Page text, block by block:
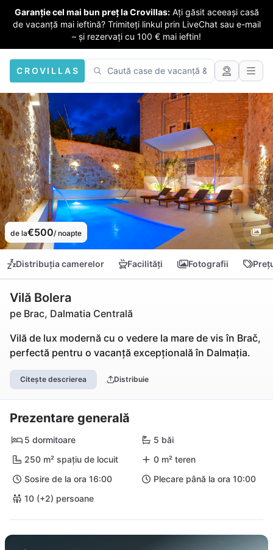
Garanție cel mai bun preț la Crovillas: Ați găsit aceeași casă
de vacanță mai ieftină? Trimiteți linkul prin LiveChat sau e-mail
– și rezervați cu 100 € mai ieftin!
CROVILLAS
de la€500/ noapte
Distribuția camerelor Facilități Fotografii
Vilă Bolera
pe Brac, Dalmatia Centrală
Vilă de lux modernă cu o vedere la mare de vis în Brač,
perfectă pentru o vacanță excepțională în Dalmația.
Citește descrierea Distribuie
Prezentare generală
5 dormitoare
5 băi
250 m² spațiu de locuit
0 m² teren
Sosire de la ora 16:00
Plecare până la ora 10:00
10 (+2) persoane